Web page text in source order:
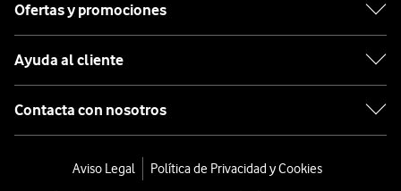
Ofertas y promociones
Ayuda al cliente
Contacta con nosotros
Aviso Legal Política de Privacidad y Cookies